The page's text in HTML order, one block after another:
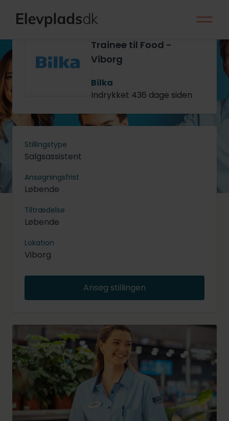
Trainee til Food -
Viborg
Bilka
Indrykket 436 dage siden
Stillingstype
Salgsassistent
Ansøgningsfrist
Løbende
Tiltrædelse
Løbende
Lokation
Viborg
Ansøg stillingen